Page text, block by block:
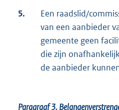
5.
Een raadslid/
van een aanbieder
gemeente geen
die zijn
de aanbieder
Paragraaf 3.